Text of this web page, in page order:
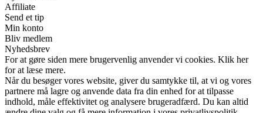
Affiliate
Send et tip
Min konto
Bliv medlem
Nyhedsbrev
For at gøre siden mere brugervenlig anvender vi cookies. Klik her
for at læse mere.
Når du besøger vores website, giver du samtykke til, at vi og vores
partnere må lagre og anvende data fra din enhed for at tilpasse
indhold, måle effektivitet og analysere brugeradfærd. Du kan altid